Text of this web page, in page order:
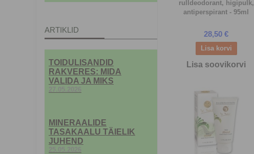
ARTIKLID
TOIDULISANDID
RAKVERES: MIDA
VALIDA JA MIKS
27.05.2026
MINERAALIDE
TASAKAALU TÄIELIK
JUHEND
25.05.2026
rulldeodorant, higipulk,
antiperspirant - 95ml
28,50 €
Lisa soovikorvi